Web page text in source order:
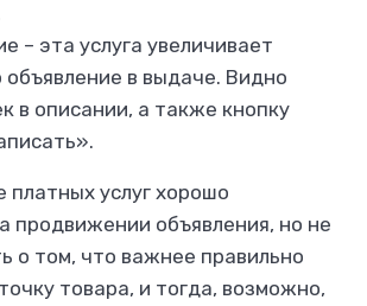
– эта услуга увеличивает
объявление в выдаче. Видно
в описании, а также кнопку
платных услуг хорошо
продвижении объявления, но не
о том, что важнее правильно
товара, и тогда, возможно,